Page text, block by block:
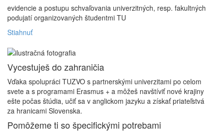
evidencie a postupu schvaľovania univerzitných, resp. fakultných
podujatí organizovaných študentmi TU
Stiahnuť
Vycestuješ do zahraničia
Vďaka spolupráci TUZVO s partnerskými univerzitami po celom
svete a s programami Erasmus + a môžeš navštíviť nové krajiny
ešte počas štúdia, učiť sa v anglickom jazyku a získať priateľstvá
za hranicami Slovenska.
Pomôžeme ti so špecifickými potrebami